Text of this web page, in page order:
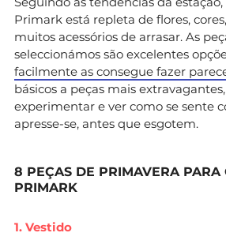
Primark está repleta de flores,
muitos acessórios de arrasar. As
seleccionámos são excelentes
facilmente as consegue fazer
básicos a peças mais
experimentar e ver como se sente
apresse-se, antes que esgotem.
8 PEÇAS DE PRIMAVERA
PRIMARK
1. Vestido